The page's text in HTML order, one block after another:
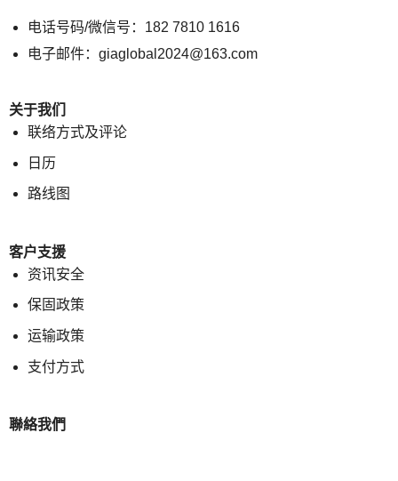
电话号码/微信号：182 7810 1616
电子邮件：giaglobal2024@163.com
关于我们
联络方式及评论
日历
路线图
客户支援
资讯安全
保固政策
运输政策
支付方式
聯絡我們